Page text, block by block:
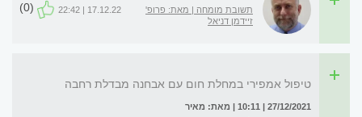
תשובת מומחה | מאת: פרופ'
זיידמן דניאל
17.12.22 | 22:42
(0)
טיפול אמפירי במחלת חום עם אבחנה מבדלת רחבה
27/12/2021 | 10:11 | מאת: מאיר